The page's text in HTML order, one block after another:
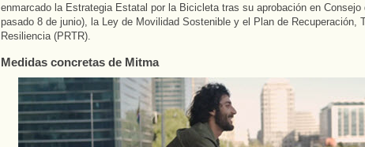
enmarcado la Estrategia Estatal por la Bicicleta tras su aprobación en Consejo
pasado 8 de junio), la Ley de Movilidad Sostenible y el Plan de Recuperación,
Resiliencia (PRTR).
Medidas concretas de Mitma